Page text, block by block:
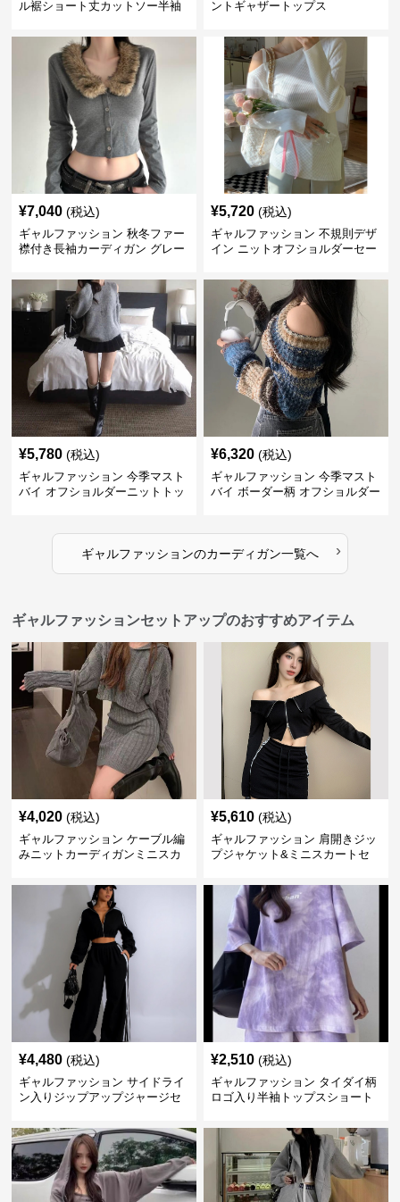
ル裾ショート丈カットソー半袖
ントギャザートップス
¥7,040 (税込)
ギャルファッション 秋冬ファー
襟付き長袖カーディガン グレー
¥5,720 (税込)
ギャルファッション 不規則デザ
イン ニットオフショルダーセー
¥5,780 (税込)
ギャルファッション 今季マスト
バイ オフショルダーニットトッ
¥6,320 (税込)
ギャルファッション 今季マスト
バイ ボーダー柄 オフショルダー
ギャルファッションのカーディガン一覧へ ›
ギャルファッションセットアップのおすすめアイテム
¥4,020 (税込)
ギャルファッション ケーブル編
みニットカーディガンミニスカ
¥5,610 (税込)
ギャルファッション 肩開きジッ
プジャケット&ミニスカートセ
¥4,480 (税込)
ギャルファッション サイドライ
ン入りジップアップジャージセ
¥2,510 (税込)
ギャルファッション タイダイ柄
ロゴ入り半袖トップスショート